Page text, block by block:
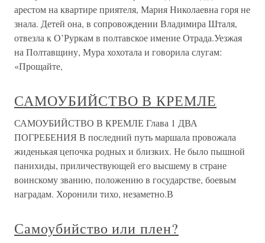
арестом на квартире приятеля, Мария Николаевна горя не
знала. Детей она, в сопровождении Владимира Шталя,
отвезла к О’Руркам в полтавское имение Отрада.Уезжая
на Полтавщину, Мура хохотала и говорила слугам:
«Прощайте,
САМОУБИЙСТВО В КРЕМЛЕ
САМОУБИЙСТВО В КРЕМЛЕ Глава 1 ДВА
ПОГРЕБЕНИЯ В последний путь маршала провожала
жиденькая цепочка родных и близких. Не было пышной
панихиды, приличествующей его высшему в стране
воинскому званию, положению в государстве, боевым
наградам. Хоронили тихо, незаметно.В
Самоубийство или плен?